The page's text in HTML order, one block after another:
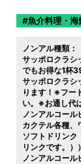
魚介料理・海
ノンアル種類：
サッポロクラシ
でもお得な1杯
サッポロクラシ
ります！※フー
い。※お通し代
ノンアルコール
カクテル各種
ソフトドリン
リンクです。））
ノンアルコール